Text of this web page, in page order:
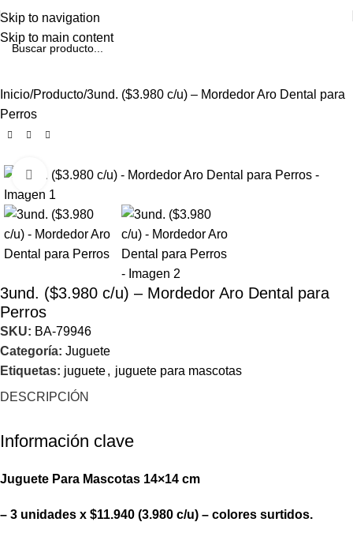
Skip to navigation
Skip to main content
Inicio Producto 3und. ($3.980 c/u) – Mordedor Aro Dental para
Perros
Click to enlarge
3und. ($3.980 c/u) – Mordedor Aro Dental para
Perros
SKU: BA-79946
Categoría: Juguete
Etiquetas: juguete, juguete para mascotas
DESCRIPCIÓN
Información clave
Juguete Para Mascotas 14×14 cm
– 3 unidades x $11.940 (3.980 c/u) – colores surtidos.